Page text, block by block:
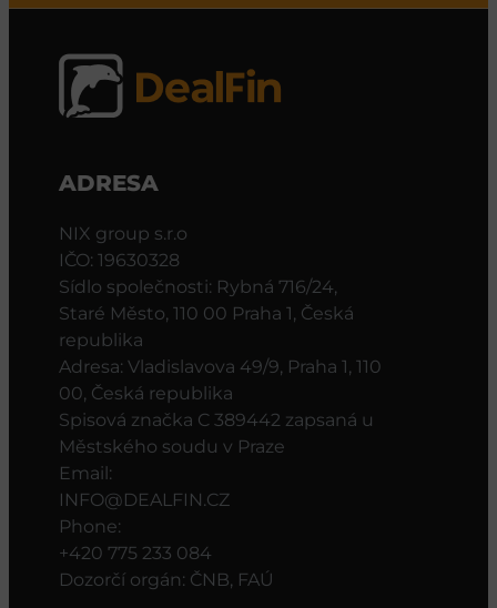
ADRESA
NIX group s.r.o
IČO: 19630328
Sídlo společnosti: Rybná 716/24,
Staré Město, 110 00 Praha 1, Česká
republika
Adresa: Vladislavova 49/9, Praha 1, 110
00, Česká republika
Spisová značka C 389442 zapsaná u
Městského soudu v Praze
Email:
INFO@DEALFIN.CZ
Phone:
+420 775 233 084
Dozorčí orgán: ČNB, FAÚ